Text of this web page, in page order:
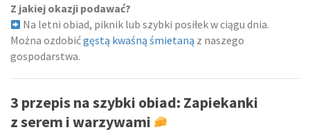
Z jakiej okazji podawać?
Na letni obiad, piknik lub szybki posiłek w ciągu dnia.
Można ozdobićgęstą kwaśną śmietaną z naszego
gospodarstwa.
3 przepis na szybki obiad: Zapiekanki
z serem i warzywami